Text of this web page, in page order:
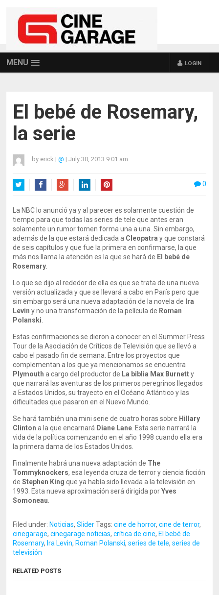
MENU LOGIN
El bebé de Rosemary,
la serie
by erick | @ | July 30, 2013 9:01 am
0
La NBC lo anunció ya y al parecer es solamente cuestión de
tiempo para que todas las series de tele que antes eran
solamente un rumor tomen forma una a una. Sin embargo,
además de la que estará dedicada a Cleopatra y que constará
de seis capítulos y que fue la primera en confirmarse, la que
más nos llama la atención es la que se hará de El bebé de
Rosemary
Lo que se dijo al rededor de ella es que se trata de una nueva
versión actualizada y que se llevará a cabo en París pero que
sin embargo será una nueva adaptación de la novela de Ira
Levin y no una transformación de la película de Roman
Polanski
Estas confirmaciones se dieron a conocer en el Summer Press
Tour de la Asociación de Críticos de Televisión que se llevó a
cabo el pasado fin de semana. Entre los proyectos que
complementan a los que ya mencionamos se encuentra
Plymouth a cargo del productor de La biblia Max Burnetty
que narrará las aventuras de los primeros peregrinos llegados
a Estados Unidos, su trayecto en el Océano Atlántico y las
dificultades que pasaron en el Nuevo Mundo.
Se hará también una mini serie de cuatro horas sobre Hillary
Clinton a la que encarnará Diane Lane . Esta serie narrará la
vida de la política comenzando en el año 1998 cuando ella era
la primera dama de los Estados Unidos.
Finalmente habrá una nueva adaptación de The
Tommyknockers, esa leyenda cruza de terror y ciencia ficción
deStephen King que ya había sido llevada a la televisión en
1993. Esta nueva aproximación será dirigida porYves
Somoneau
Filed under: Noticias,SliderTags:cine de horror,cine de terror,
cinegarage,cinegarage noticias,crítica de cine, El bebé de
Rosemary, Ira Levin, Roman Polanski,series de tele,series de
televisión
RELATED POSTS